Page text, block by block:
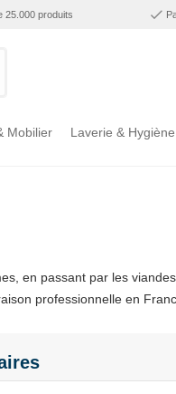
25.000 produits
Mobilier Laverie & Hygiène
en passant par les
professionnelle en